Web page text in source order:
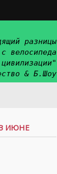
разницы
велосипеда
& Б.Шоу
ИЮНЕ